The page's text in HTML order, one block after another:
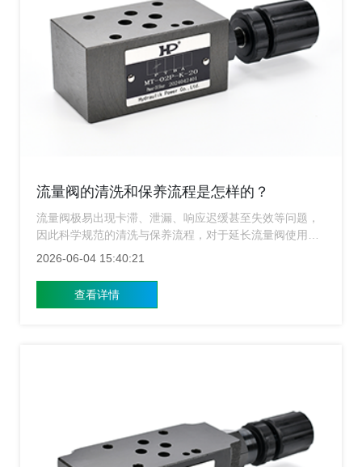
流量阀的清洗和保养流程是怎样的？
流量阀极易出现卡滞、泄漏、响应迟缓甚至失效等问题，
因此科学规范的清洗与保养流程，对于延长流量阀使用寿
命、保障系统安全高效运行十分重要，上海流量阀厂家为
2026-06-04 15:40:21
查看详情